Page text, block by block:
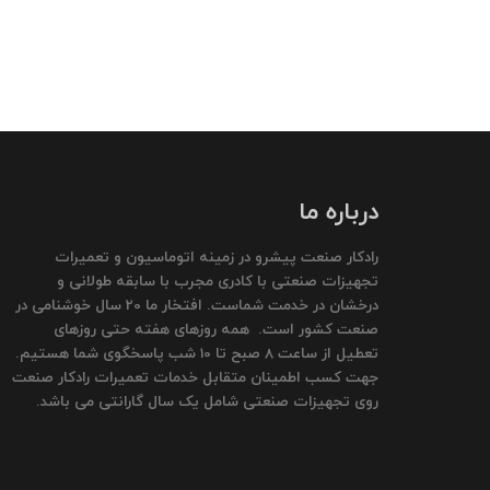
درباره ما
رادکار صنعت پیشرو در زمینه اتوماسیون و تعمیرات
تجهیزات صنعتی با کادری مجرب با سابقه طولانی و
درخشان در خدمت شماست. افتخار ما 20 سال خوشنامی در
صنعت کشور است. همه روزهای هفته حتی روزهای
تعطیل از ساعت 8 صبح تا 10 شب پاسخگوی شما هستیم.
جهت کسب اطمینان متقابل خدمات تعمیرات رادکار صنعت
روی تجهیزات صنعتی شامل یک سال گارانتی می باشد.